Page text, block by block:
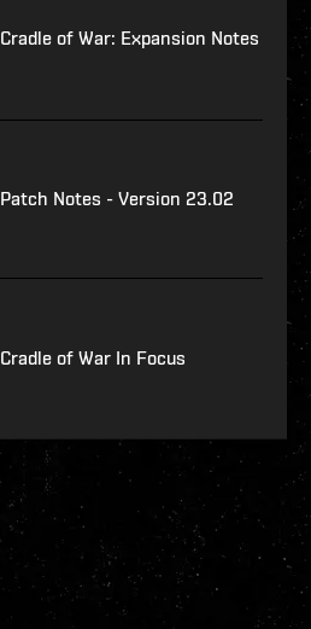
Cradle of War: Expansion Notes
Patch Notes - Version 23.02
Cradle of War In Focus